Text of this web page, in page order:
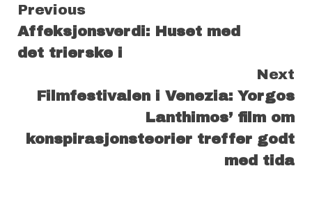
Continue
Reading
Previous
Affeksjonsverdi: Huset med
det trierske i
Next
Filmfestivalen i Venezia: Yorgos
Lanthimos’ film om
konspirasjonsteorier treffer godt
med tida